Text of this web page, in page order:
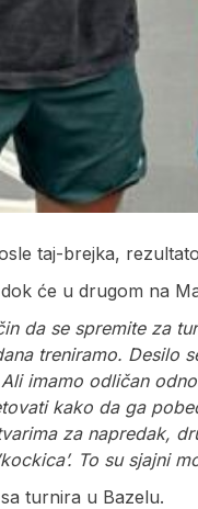
taj-brejka,
će u drugom na
da se spremite za
treniramo. Desilo
imamo odličan
kako da ga
za napredak,
To su sjajni
turnira u Bazelu.